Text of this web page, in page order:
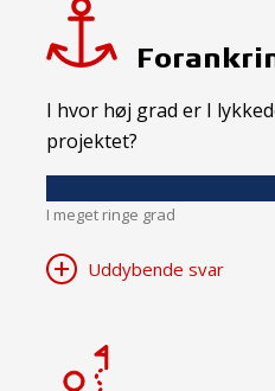
I hvor høj grad er I
projektet?
I meget ringe grad
Uddybende svar